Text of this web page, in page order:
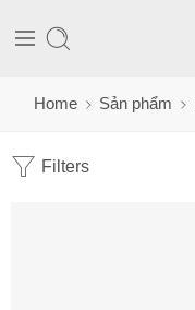
Home Sản phẩm
Filters